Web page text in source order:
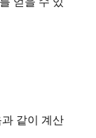
같이 계산